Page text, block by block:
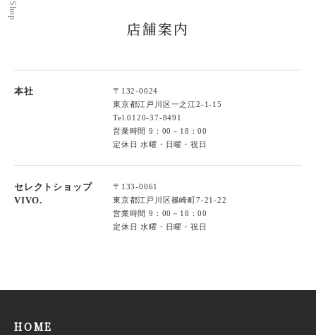
Shop
店舗案内
本社
〒132-0024
東京都江戸川区一之江2-1-15
Tel.0120-37-8491
営業時間 9：00－18：00
定休日 水曜・日曜・祝日
セレクトショップ
VIVO.
〒133-0061
東京都江戸川区篠崎町7-21-22
営業時間 9：00－18：00
定休日 水曜・日曜・祝日
HOME